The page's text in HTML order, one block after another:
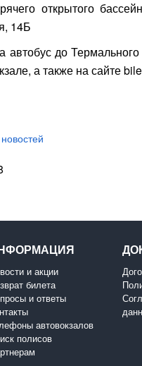
открытого
14Б
автобус до
а также на сайте
и акции
билета
и ответы
автовокзалов
полисов